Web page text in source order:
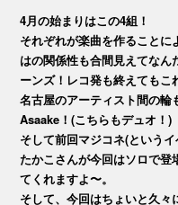
4月の始まりはこの4組！
それぞれが楽曲を作ること
はの関係性も合間見えてな
ーンズ！レコ発も終えてもこ
名古屋のアーティスト間の輪
Asaake！(こちらもデュオ！)
そして前回マジコネ(という
たかこさんが今回はソロで
てくれますよ〜。
そして、今回はちょいと久